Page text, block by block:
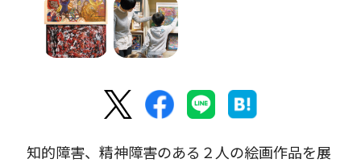
知的障害、精神障害のある２人の絵画作品を展